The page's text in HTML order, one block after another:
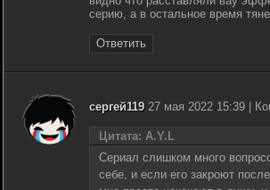
серию, а в остальное время
Ответить
сергей11927 мая 2022 15:39 |
Цитата: A.Y.L
Сериал слишком много
себе, и если его закроют